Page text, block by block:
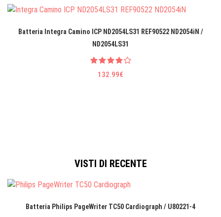
Batteria Integra Camino ICP ND2054LS31 REF90522 ND2054iN /
ND2054LS31
132.99€
VISTI DI RECENTE
Batteria Philips PageWriter TC50 Cardiograph / U80221-4